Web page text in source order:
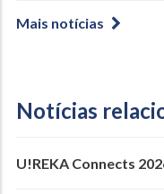
Mais notícias
Notícias
U!REKA Connects